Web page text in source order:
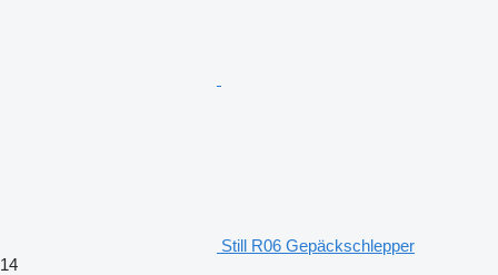
Still R06 Gepäckschlepper
14